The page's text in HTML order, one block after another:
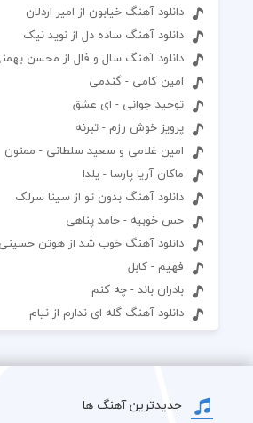
دانلود آهنگ خیابون از امیر اردلان
دانلود آهنگ ساده دل از نوید نیک
دانلود آهنگ سال و فال از محسن
امین کامی - گندمی
توحید جوانی - ای عشق
پرویز خوش رزم - تبرئه
امین غلامی و سعید سلطانی - ممنون
ماکان آریا پارسا - یلدا
دانلود آهنگ بدون تو از سینا سرلک
حس خوبیه - حامد پناهی
دانلود آهنگ خوب شد از هوتن حسینی
فهیم - کابل
بادران باند - چه کنم
دانلود آهنگ گله ای ندارم از نیام
جدیدترین آهنگ ها